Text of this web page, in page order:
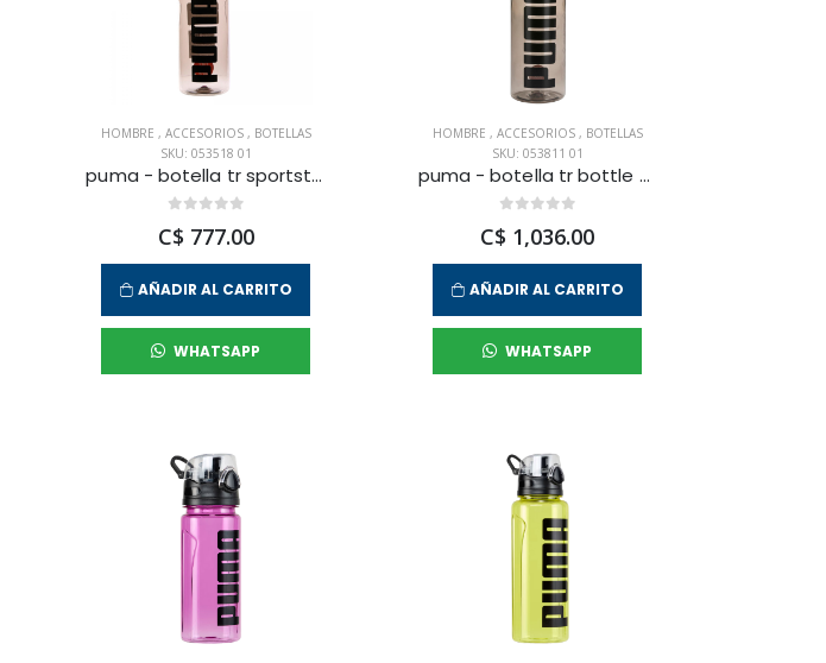
HOMBRE , ACCESORIOS , BOTELLAS
SKU: 053518 01
puma - botella tr sportstyle 600 ml para hombre
C$ 777.00
AÑADIR AL CARRITO
WHATSAPP
HOMBRE , ACCESORIOS , BOTELLAS
SKU: 053811 01
puma - botella tr bottle sportstyle 1000 ml para hombre
C$ 1,036.00
AÑADIR AL CARRITO
WHATSAPP